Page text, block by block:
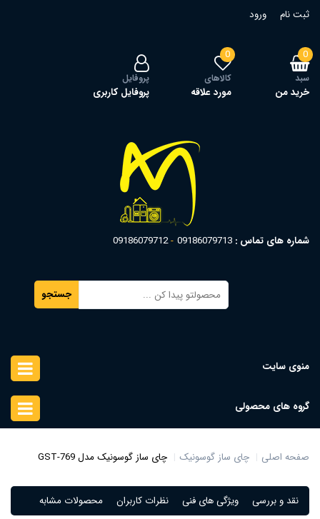
ثبت نام ورود
0
سبد
خرید من
0
کالاهای
مورد علاقه
پروفایل
پروفایل کاربری
شماره های تماس : 09186079713
09186079712
جستجو
منوی سایت
گروه های محصولی
صفحه اصلی چای ساز گوسونیک چای ساز گوسونیک مدل GST-769
نقد و بررسی ویژگی های فنی نظرات کاربران محصولات مشابه